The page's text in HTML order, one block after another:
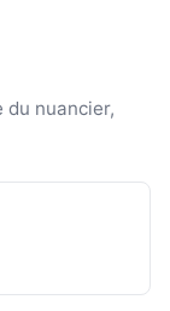
nuancier,